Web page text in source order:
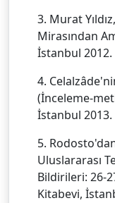
3. Murat
Mirasından
İstanbul 2012.
4.
(İnceleme-
İstanbul 2013.
5.
Uluslararası
Bildirileri: 26-
Kitabevi,